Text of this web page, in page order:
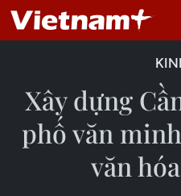
Xây dựng
phố văn
văn